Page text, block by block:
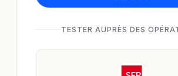
TESTER AUPRÈS DES